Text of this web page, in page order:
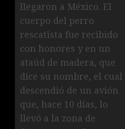
llegaron a México. El
cuerpo del perro
rescatista fue recibido
con honores y en un
ataúd de madera, que
dice su nombre, el cual
descendió de un avión
que, hace 10 días, lo
llevó a la zona de